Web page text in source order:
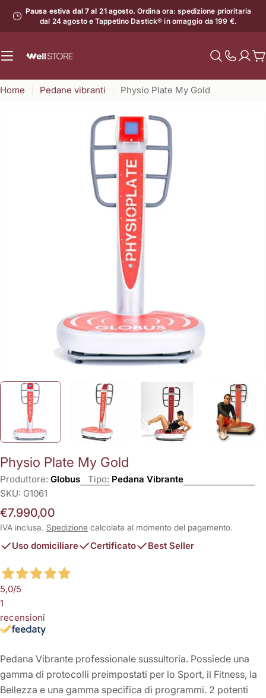
contenuto
Pausa estiva dal 7 al 21 agosto. Ordina ora: spedizione prioritaria
dal 24 agosto e Tappetino Dastick® in omaggio da 199 €.
il
Home Pedane vibranti Physio Plate My Gold
Apri supporto 0 in modalità modale
Physio Plate My Gold
Produttore: Globus Tipo: Pedana Vibrante
SKU: G1061
Prezzo
normale
€7.990,00
IVA inclusa. Spedizione calcolata al momento del pagamento.
Uso domiciliare Certificato Best Seller
5,0/5
1
recensioni
Pedana Vibrante professionale sussultoria. Possiede una
gamma di protocolli preimpostati per lo Sport, il Fitness, la
Bellezza e una gamma specifica di programmi. 2 potenti